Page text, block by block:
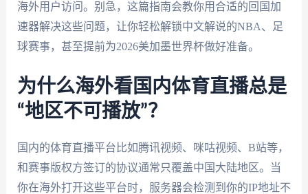
海外用户访问。别急，这篇指南会教你用合适的回国加
速器解决这些问题，让你轻松解锁中文解说的NBA、足
球赛事，甚至提前为2026美加墨世界杯做好准备。
为什么海外看国内体育直播总是
“地区不可播放”？
国内的体育直播平台比如腾讯视频、咪咕视频、B站等，
和赛事版权方签订的协议通常只覆盖中国大陆地区。当
你在海外打开这些平台时，服务器会检测到你的IP地址不